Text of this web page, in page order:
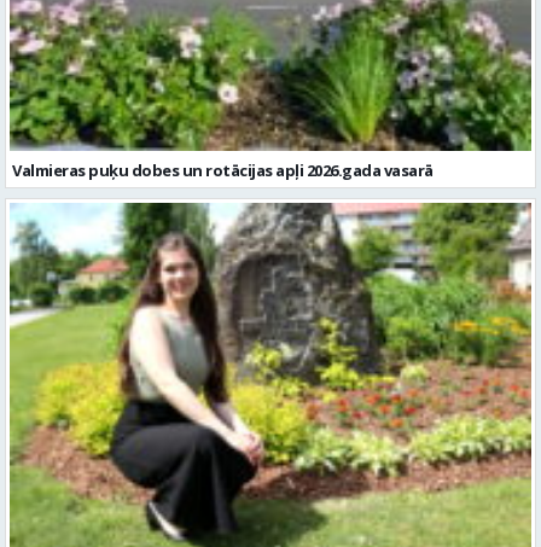
Valmieras puķu dobes un rotācijas apļi 2026.gada vasarā